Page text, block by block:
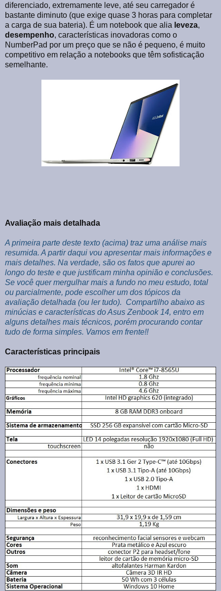
diferenciado, extremamente leve, até seu carregador é
bastante diminuto (que exige quase 3 horas para completar
a carga de sua bateria). É um notebook que alia leveza,
desempenho, características inovadoras como o
NumberPad por um preço que se não é pequeno, é muito
competitivo em relação a notebooks que têm sofisticação
semelhante.
Avaliação mais detalhada
A primeira parte deste texto (acima) traz uma análise mais
resumida. A partir daqui vou apresentar mais informações e
mais detalhes. Na verdade, são os fatos que apurei ao
longo do teste e que justificam minha opinião e conclusões.
Se você quer mergulhar mais a fundo no meu estudo, total
ou parcialmente, pode escolher um dos tópicos da
avaliação detalhada (ou ler tudo). Compartilho abaixo as
minúcias e características do Asus Zenbook 14, entro em
alguns detalhes mais técnicos, porém procurando contar
tudo de forma simples. Vamos em frente!!
Características principais